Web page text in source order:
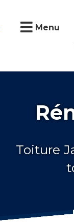
Menu
Toiture